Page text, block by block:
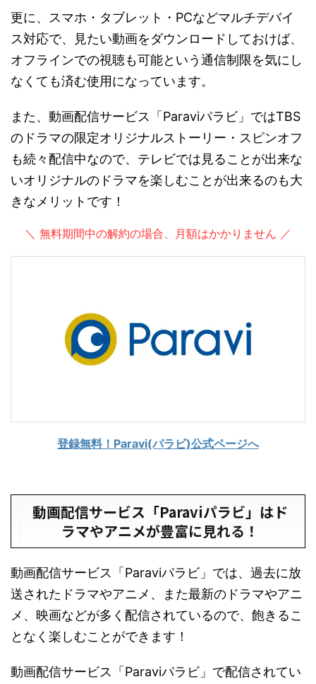
更に、スマホ・タブレット・PCなどマルチデバイ
ス対応で、見たい動画をダウンロードしておけば、
オフラインでの視聴も可能という通信制限を気にし
なくても済む使用になっています。
また、動画配信サービス「Paraviパラビ」ではTBS
のドラマの限定オリジナルストーリー・スピンオフ
も続々配信中なので、テレビでは見ることが出来な
いオリジナルのドラマを楽しむことが出来るのも大
きなメリットです！
＼ 無料期間中の解約の場合、月額はかかりません ／
登録無料！Paravi(パラビ)公式ページへ
動画配信サービス「Paraviパラビ」はド
ラマやアニメが豊富に見れる！
動画配信サービス「Paraviパラビ」では、過去に放
送されたドラマやアニメ、また最新のドラマやアニ
メ、映画などが多く配信されているので、飽きるこ
となく楽しむことができます！
動画配信サービス「Paraviパラビ」で配信されてい